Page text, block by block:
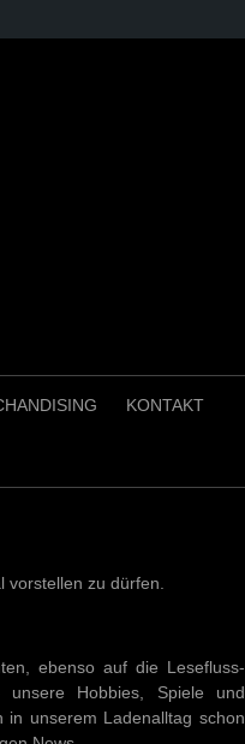
KONTAKT
zu dürfen.
ebenso auf die Lesefluss-
Hobbies, Spiele und
in unserem Ladenalltag schon